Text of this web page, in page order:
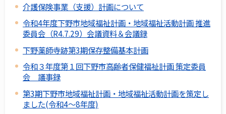
介護保険事業（支援）計画について
令和4年度下野市地域福祉計画・地域福祉活動計画 推進
委員会（R4.7.29）会議資料＆会議録
下野薬師寺跡第3期保存整備基本計画
令和３年度第１回下野市高齢者保健福祉計画 策定委員
会 議事録
第3期下野市地域福祉計画・地域福祉活動計画を策定し
ました(令和4～8年度)